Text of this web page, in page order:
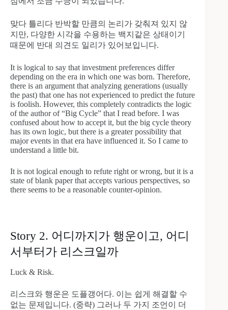
맞다 틀리다 반박할 만큼의 논리가 갖춰져 있지 않
지만, 다양한 시각을 수용하는 백지같은 상태이기
때문에 반대 의견도 일리가 있어보입니다.
It is logical to say that investment preferences differ
depending on the era in which one was born. Therefore,
there is an argument that analyzing generations (usually
the past) that one has not experienced to predict the future
is foolish. However, this completely contradicts the logic
of the author of “Big Cycle” that I read before. I was
confused about how to accept it, but the big cycle theory
has its own logic, but there is a greater possibility that
major events in that era have influenced it. So I came to
understand a little bit.
It is not logical enough to refute right or wrong, but it is a
state of blank paper that accepts various perspectives, so
there seems to be a reasonable counter-opinion.
Story 2. 어디까지가 행운이고, 어디
서부터가 리스크일까
Luck & Risk.
리스크와 행운은 도플갱어다. 이는 쉽게 해결할 수
없는 문제입니다. (중략) 그러나 두 가지 조언이 더